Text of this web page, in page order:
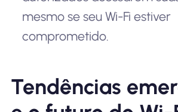
mesmo se seu Wi-Fi estiver
comprometido.
Tendências